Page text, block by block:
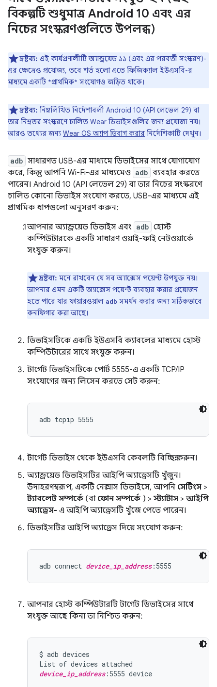
বিকল্পটি শুধুমাত্র Android 10 এবং এর
নিচের সংস্করণগুলিতে উপলব্ধ)
দ্রষ্টব্য: এই কার্যপ্রণালীটি অ্যান্ড্রয়েড ১১ (এবং এর পরবর্তী সংস্করণ)-
এর ক্ষেত্রেও প্রযোজ্য, তবে শর্ত হলো এতে ফিজিক্যাল ইউএসবি-র
মাধ্যমে একটি *প্রাথমিক* সংযোগও জড়িত থাকে।
দ্রষ্টব্য: নিম্নলিখিত নির্দেশাবলী Android 10 (API লেভেল 29) বা
তার নিম্নতর সংস্করণে চালিত Wear ডিভাইসগুলির জন্য প্রযোজ্য নয়।
আরও তথ্যের জন্য Wear OS অ্যাপ ডিবাগ করার নির্দেশিকাটি দেখুন।
adb সাধারণত USB-এর মাধ্যমে ডিভাইসের সাথে যোগাযোগ
করে, কিন্তু আপনি Wi-Fi-এর মাধ্যমেও adb ব্যবহার করতে
পারেন। Android 10 (API লেভেল 29) বা তার নিচের সংস্করণে
চালিত কোনো ডিভাইস সংযোগ করতে, USB-এর মাধ্যমে এই
প্রাথমিক ধাপগুলো অনুসরণ করুন:
আপনার অ্যান্ড্রয়েড ডিভাইস এবং adb হোস্ট
কম্পিউটারকে একটি সাধারণ ওয়াই-ফাই নেটওয়ার্কে
সংযুক্ত করুন।
দ্রষ্টব্য: মনে রাখবেন যে সব অ্যাক্সেস পয়েন্ট উপযুক্ত নয়।
আপনার এমন একটি অ্যাক্সেস পয়েন্ট ব্যবহার করার প্রয়োজন
হতে পারে যার ফায়ারওয়াল adb সমর্থন করার জন্য সঠিকভাবে
কনফিগার করা আছে।
ডিভাইসটিকে একটি ইউএসবি ক্যাবলের মাধ্যমে হোস্ট
কম্পিউটারের সাথে সংযুক্ত করুন।
টার্গেট ডিভাইসটিকে পোর্ট 5555-এ একটি TCP/IP
সংযোগের জন্য লিসেন করতে সেট করুন:
টার্গেট ডিভাইস থেকে ইউএসবি কেবলটি বিচ্ছিন্ন করুন।
অ্যান্ড্রয়েড ডিভাইসটির আইপি অ্যাড্রেসটি খুঁজুন।
উদাহরণস্বরূপ, একটি নেক্সাস ডিভাইসে, আপনি সেটিংস >
ট্যাবলেট সম্পর্কে (বা ফোন সম্পর্কে ) >স্ট্যাটাস >আইপি
অ্যাড্রেস- এ আইপি অ্যাড্রেসটি খুঁজে পেতে পারেন।
ডিভাইসটির আইপি অ্যাড্রেস দিয়ে সংযোগ করুন:
adb connect device_ip_address
আপনার হোস্ট কম্পিউটারটি টার্গেট ডিভাইসের সাথে
সংযুক্ত আছে কিনা তা নিশ্চিত করুন:
$ adb devices
device_ip_address